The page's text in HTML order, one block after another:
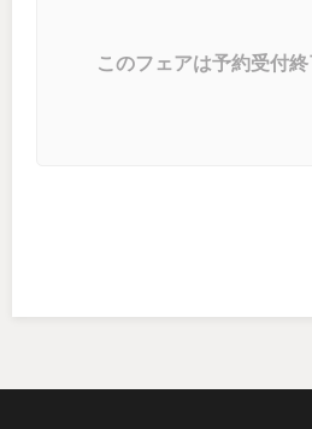
このフェアは予約受付